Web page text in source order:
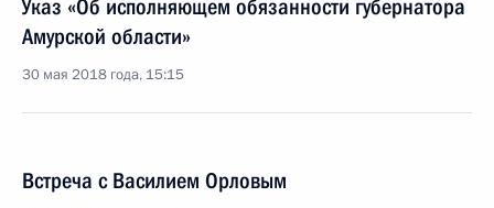
Указ «Об исполняющем обязанности губернатора
Амурской области»
30 мая 2018 года, 15:15
Встреча с Василием Орловым